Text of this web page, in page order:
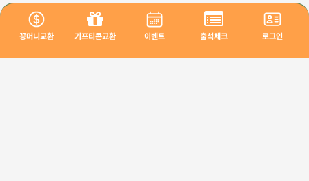
꽁머니교환 기프티콘교환 이벤트 출석체크 로그인